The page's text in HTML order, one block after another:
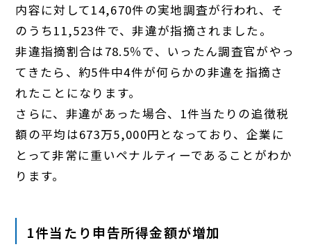
内容に対して14,670件の実地調査が行われ、そ
のうち11,523件で、非違が指摘されました。
非違指摘割合は78.5％で、いったん調査官がやっ
てきたら、約5件中4件が何らかの非違を指摘さ
れたことになります。
さらに、非違があった場合、1件当たりの追徴税
額の平均は673万5,000円となっており、企業に
とって非常に重いペナルティーであることがわか
ります。
1件当たり申告所得金額が増加